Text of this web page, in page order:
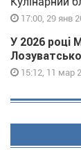
17:00, 29 янв
У 2026 році
15:12, 11 мар